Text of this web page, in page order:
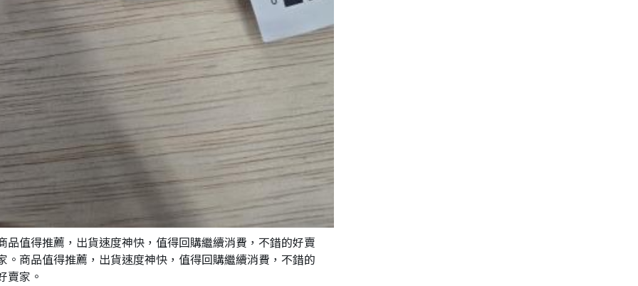
品值得推薦，出貨速度神快，值得回購繼續消費，不錯的好賣
。商品值得推薦，出貨速度神快，值得回購繼續消費，不錯的
賣家。